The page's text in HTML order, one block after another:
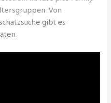
Von
gibt es